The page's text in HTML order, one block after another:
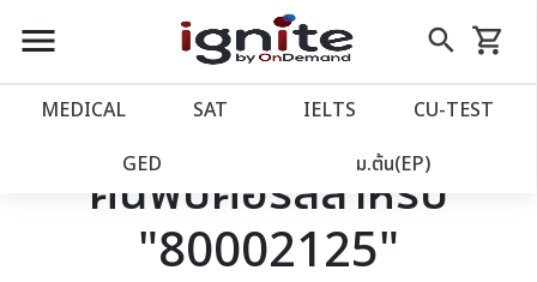
close
account_balance หน้าแรก
เว็บไซต์อิกไนท์
โปรโมชั่น
menu search
Skip
to
shopping_cart
รถเข็น
MEDICAL SAT IELTS CU‑TEST
GED ม.ต้น(EP)
ค้นพบคอร์สสำหรับ
"80002125"